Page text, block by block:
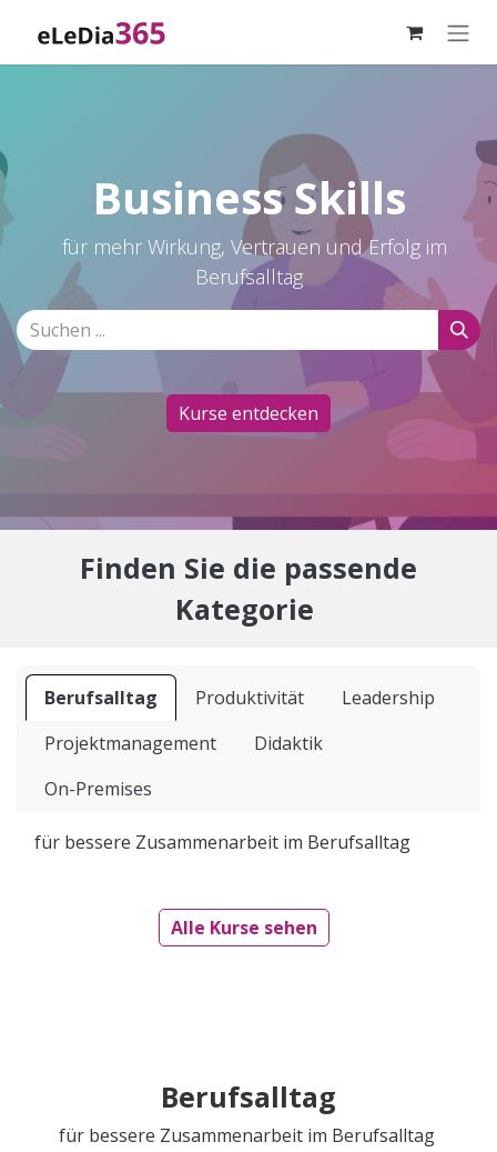
Business Skills
für mehr Wirkung, Vertrauen und Erfolg im
Berufsalltag
Kurse entdecken
Finden Sie die passende
Kategorie
Berufsalltag Produktivität
Leadership
Projektmanagement
Didaktik
On-Premises
für bessere Zusammenarbeit im Berufsalltag
Alle Kurse sehen
Berufsalltag
für bessere Zusammenarbeit im Berufsalltag